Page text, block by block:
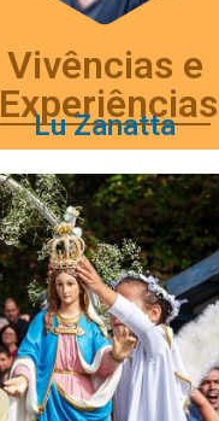
Vivências e
Experiências
Lu Zanatta